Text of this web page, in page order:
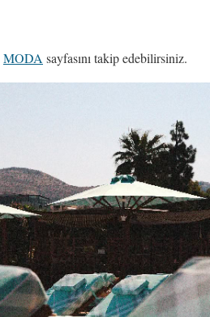
MODA sayfasını takip edebilirsiniz.